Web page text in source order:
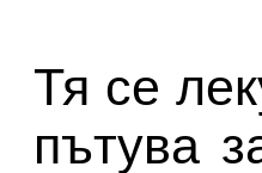
Тя се
пътува